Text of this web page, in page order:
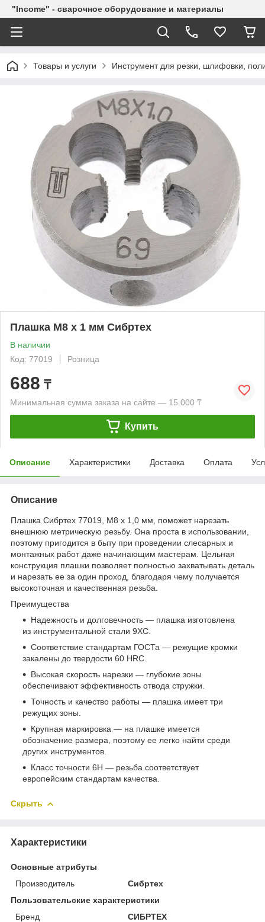
"Income" - сварочное оборудование и материалы
Товары и услуги Инструмент для резки, шлифовки,
Плашка М8 х 1 мм Сибртех
В наличии
Код: 77019
Розница
688 ₸
Минимальная сумма заказа на сайте — 15 000 ₸
Купить
Описание Характеристики Доставка Оплата
Описание
Плашка Сибртех 77019, М8 x 1,0 мм, поможет нарезать
внешнюю метрическую резьбу. Она проста в использовании,
поэтому пригодится в быту при проведении слесарных и
монтажных работ даже начинающим мастерам. Цельная
конструкция плашки позволяет полностью захватывать деталь
и нарезать ее за один проход, благодаря чему получается
высокоточная и качественная резьба.
Преимущества
Надежность и долговечность — плашка изготовлена
из инструментальной стали 9XC.
Соответствие стандартам ГОСТа — режущие кромки
закалены до твердости 60 HRC.
Высокая скорость нарезки — глубокие зоны
обеспечивают эффективность отвода стружки.
Точность и качество работы — плашка имеет три
режущих зоны.
Крупная маркировка — на плашке имеется
обозначение размера, поэтому ее легко найти среди
других инструментов.
Класс точности 6Н — резьба соответствует
европейским стандартам качества.
Скрыть
Характеристики
Основные атрибуты
Производитель
Сибртех
Пользовательские характеристики
Бренд
СИБРТЕХ